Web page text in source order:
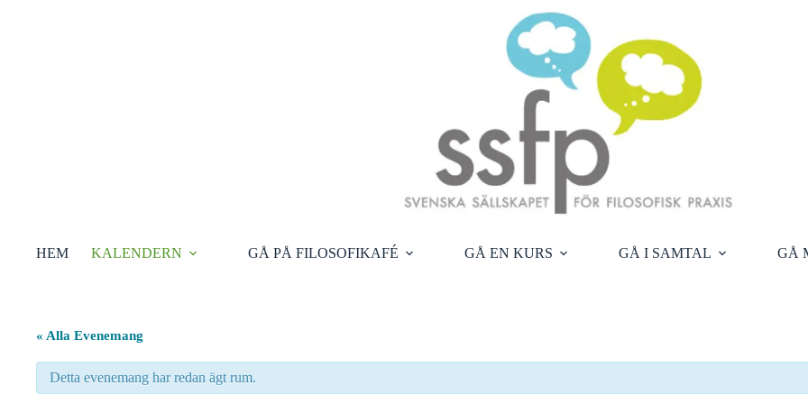
HEM KALENDERN GÅ PÅ FILOSOFIKAFÉ GÅ EN KURS GÅ I SAMTAL GÅ
« Alla Evenemang
Detta evenemang har redan ägt rum.